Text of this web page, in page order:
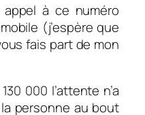
à ce numéro
(j’espère que
fais part de mon
000 l’attente n’a
personne au bout